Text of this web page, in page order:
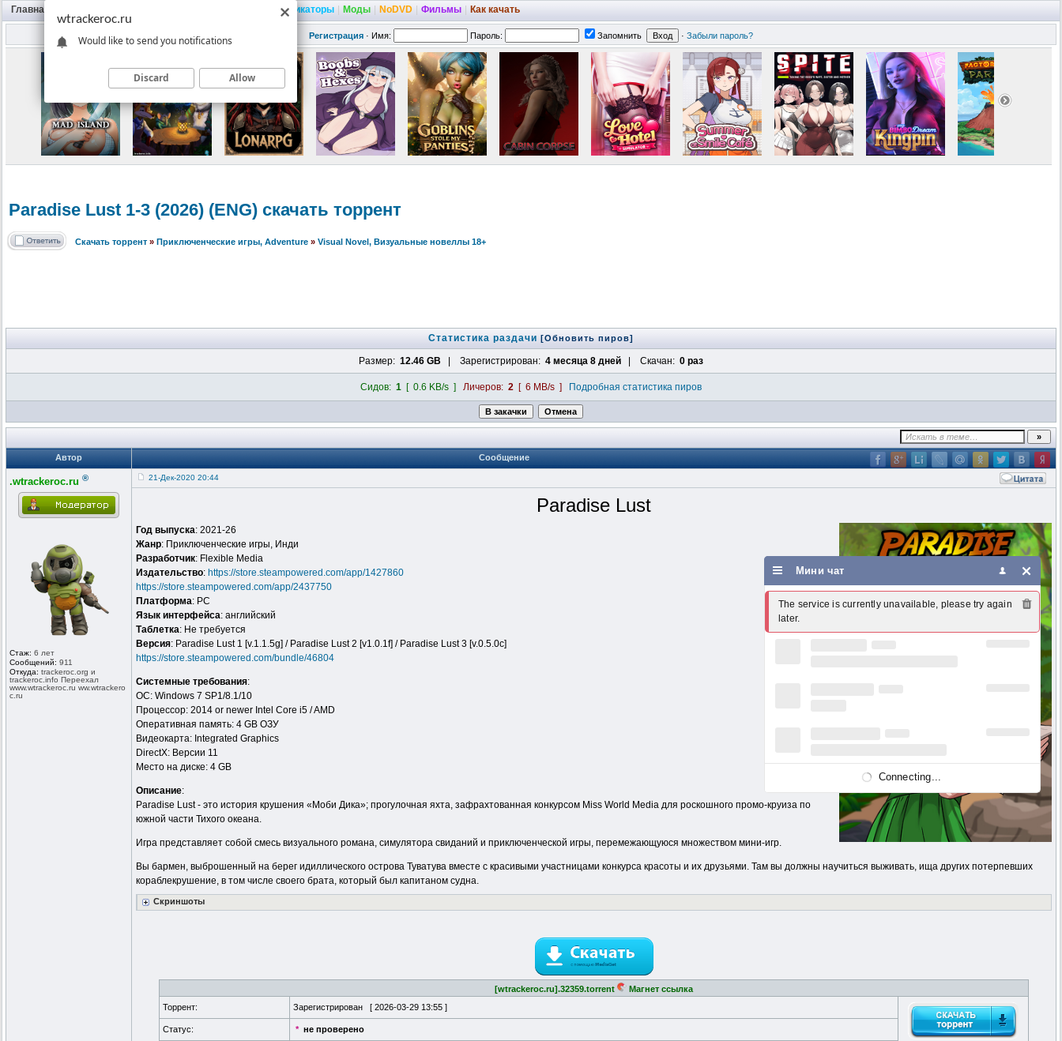
Главная Русификаторы Моды NoDVD Фильмы Как качать
Регистрация · Имя: Пароль: Запомнить · Забыли пароль?
Paradise Lust 1-3 (2026) (ENG) скачать торрент
Скачать торрент » Приключенческие игры, Adventure » Visual Novel, Визуальные новеллы 18+
Статистика раздачи [Обновить пиров]
Размер: 12.46 GB | Зарегистрирован: 4 месяца 8 дней | Скачан: 0 раз
Сидов: 1 [ 0.6 KB/s ] Личеров: 2 [ 6 MB/s ] Подробная статистика пиров
Автор Сообщение
.wtrackeroc.ru ®
Стаж: 6 лет
Сообщений: 911
Откуда: trackeroc.org и
trackeroc.info Переехал
www.wtrackeroc.ru ww.wtrackero
c.ru
21-Дек-2020 20:44
Paradise Lust
Год выпуска: 2021-26
Жанр: Приключенческие игры, Инди
Разработчик: Flexible Media
Издательство: https://store.steampowered.com/app/1427860
https://store.steampowered.com/app/2437750
Платформа: PC
Язык интерфейса: английский
Таблeтка: Не требуется
Версия: Paradise Lust 1 [v.1.1.5g] / Paradise Lust 2 [v1.0.1f] / Paradise Lust 3 [v.0.5.0c]
https://store.steampowered.com/bundle/46804
Системные требования:
ОС: Windows 7 SP1/8.1/10
Процессор: 2014 or newer Intel Core i5 / AMD
Оперативная память: 4 GB ОЗУ
Видеокарта: Integrated Graphics
DirectX: Версии 11
Место на диске: 4 GB
Описание:
Paradise Lust - это история крушения «Моби Дика»; прогулочная яхта, зафрахтованная конкурсом Miss World Media для роскошного промо-круиза по
южной части Тихого океана.
Игра представляет собой смесь визуального романа, симулятора свиданий и приключенческой игры, перемежающуюся множеством мини-игр.
Вы бармен, выброшенный на берег идиллического острова Туватува вместе с красивыми участницами конкурса красоты и их друзьями. Там вы должны научиться выживать, ища других потерпевших
кораблекрушение, в том числе своего брата, который был капитаном судна.
Скриншоты
[wtrackeroc.ru].32359.torrent
Магнет ссылка
Торрент:
Зарегистрирован [ 2026-03-29 13:55 ]
Статус: * не проверено
wtrackeroc.ru
Would like to send you notifications
Discard Allow
Мини чат
The service is currently unavailable, please try again
later.
Connecting...